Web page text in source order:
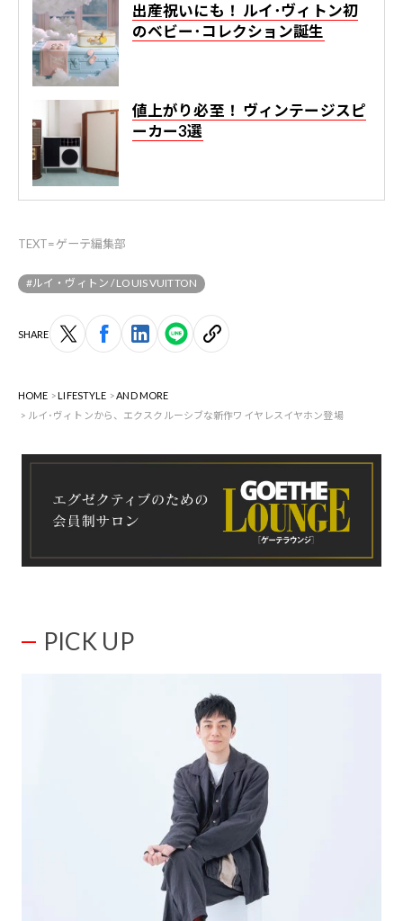
出産祝いにも！ ルイ･ヴィトン初
のベビー･コレクション誕生
値上がり必至！ ヴィンテージスピ
ーカー3選
TEXT=ゲーテ編集部
#ルイ・ヴィトン / LOUIS VUITTON
SHARE
HOME LIFESTYLE
AND MORE
ルイ･ヴィトンから、エクスクルーシブな新作ワイヤレスイヤホン登場
PICK UP